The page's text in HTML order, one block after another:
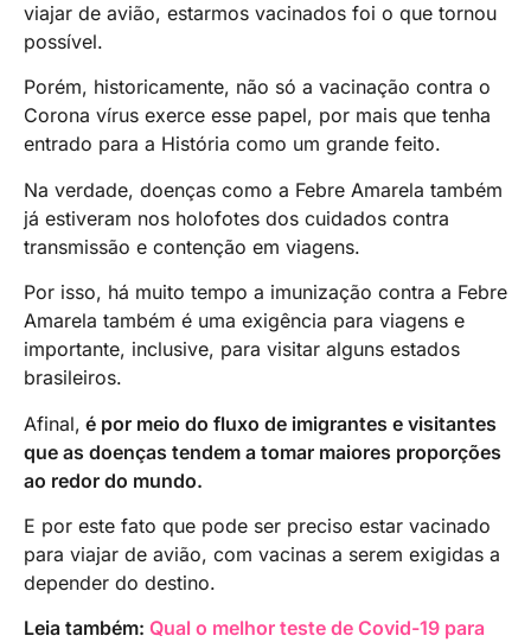
viajar de avião, estarmos vacinados foi o que tornou
possível.
Porém, historicamente, não só a vacinação contra o
Corona vírus exerce esse papel, por mais que tenha
entrado para a História como um grande feito.
Na verdade, doenças como a Febre Amarela também
já estiveram nos holofotes dos cuidados contra
transmissão e contenção em viagens.
Por isso, há muito tempo a imunização contra a Febre
Amarela também é uma exigência para viagens e
importante, inclusive, para visitar alguns estados
brasileiros.
Afinal, é por meio do fluxo de imigrantes e visitantes
que as doenças tendem a tomar maiores proporções
ao redor do mundo.
E por este fato que pode ser preciso estar vacinado
para viajar de avião, com vacinas a serem exigidas a
depender do destino.
Leia também: Qual o melhor teste de Covid-19 para